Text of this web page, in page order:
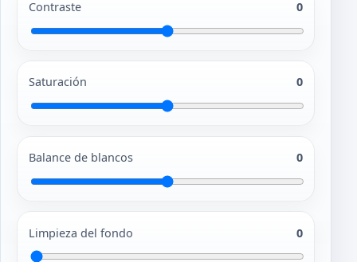
Contraste 0
Saturación 0
Balance de blancos 0
Limpieza del fondo 0